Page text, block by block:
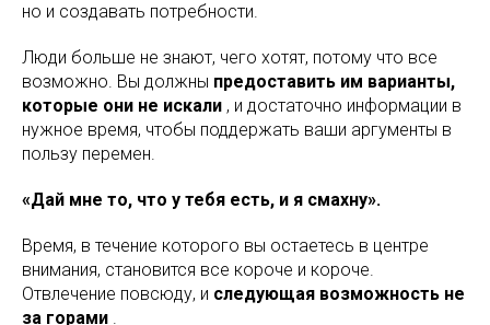
но и создавать потребности.
Люди больше не знают, чего хотят, потому что все
возможно. Вы должны предоставить им варианты,
которые они не искали , и достаточно информации в
нужное время, чтобы поддержать ваши аргументы в
пользу перемен.
«Дай мне то, что у тебя есть, и я смахну».
Время, в течение которого вы остаетесь в центре
внимания, становится все короче и короче.
Отвлечение повсюду, и следующая возможность не
за горами .